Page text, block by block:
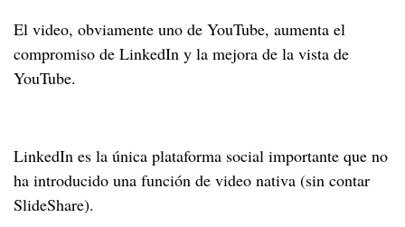
El video, obviamente uno de YouTube, aumenta el
compromiso de LinkedIn y la mejora de la vista de
YouTube.
LinkedIn es la única plataforma social importante que no
ha introducido una función de video nativa (sin contar
SlideShare).